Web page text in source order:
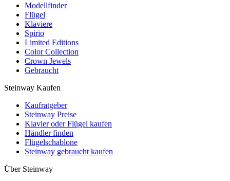
Modellfinder
Flügel
Klaviere
Spirio
Limited Editions
Color Collection
Crown Jewels
Gebraucht
Steinway Kaufen
Kaufratgeber
Steinway Preise
Klavier oder Flügel kaufen
Händler finden
Flügelschablone
Steinway gebraucht kaufen
Über Steinway